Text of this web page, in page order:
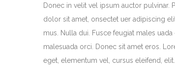
Donec in velit vel ipsum auctor pulvinar.
dolor sit amet, onsectet uer adipiscing
mus. Nulla dui. Fusce feugiat males
malesuada orci. Donec sit amet eros.
eget, elementum vel, cursus eleifend,